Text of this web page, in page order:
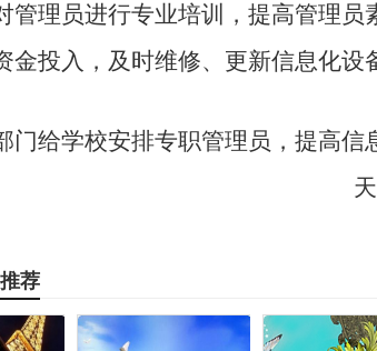
管理员进行专业培训，提高管理员
金投入，及时维修、更新信息化
门给学校安排专职管理员，提高信
荐